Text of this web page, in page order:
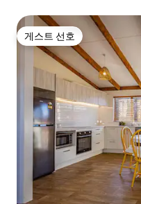
게스트 선호
게스트 선호